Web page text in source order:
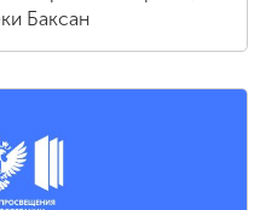
Баксан